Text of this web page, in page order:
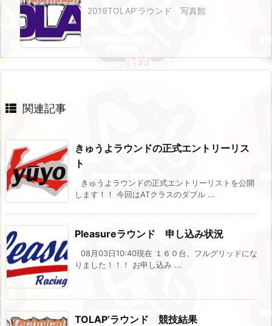
2019TOLAP'ラウンド 写真館
関連記事
きゅうよラウンドの正式エントリーリス
ト
きゅうよラウンドの正式エントリーリストを公開
します！！ 今回はATクラスのダブル ...
Pleasureラウンド 申し込み状況
08月03日10:40現在 １６０台、フルグリッドにな
りました！！！ お申し込み ...
TOLAP’ラウンド 競技結果